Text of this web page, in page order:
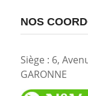
NOS
Siège : 6,
GARONNE